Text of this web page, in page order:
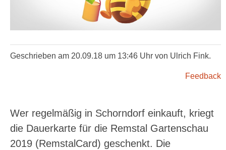
Geschrieben am 20.09.18 um 13:46 Uhr von Ulrich Fink.
Feedback
Wer regelmäßig in Schorndorf einkauft, kriegt
die Dauerkarte für die Remstal Gartenschau
2019 (RemstalCard) geschenkt. Die